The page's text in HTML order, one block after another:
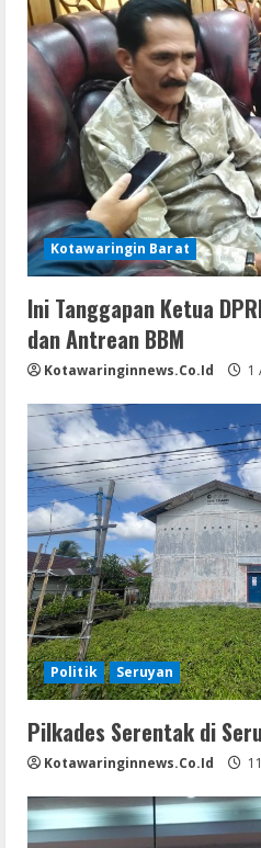
Kotawaringin Barat
Ini Tanggapan Ketua
dan Antrean BBM
Kotawaringinnews.co.id 1
Politik Seruyan
Pilkades Serentak di
Kotawaringinnews.co.id